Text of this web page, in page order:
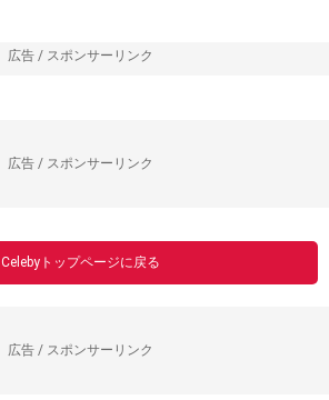
広告 / スポンサーリンク
広告 / スポンサーリンク
Celebyトップページに戻る
広告 / スポンサーリンク